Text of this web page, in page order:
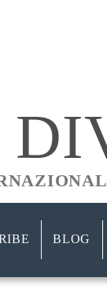
BLOG